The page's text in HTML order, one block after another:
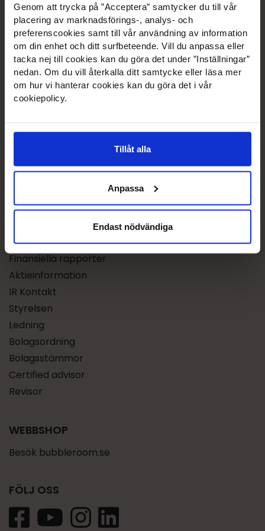
Genom att trycka på ”Acceptera” samtycker du till vår
placering av marknadsförings-, analys- och
preferenscookies samt till vår användning av information
om din enhet och ditt surfbeteende. Vill du anpassa eller
tacka nej till cookies kan du göra det under ”Inställningar”
nedan. Om du vill återkalla ditt samtycke eller läsa mer
om hur vi hanterar cookies kan du göra det i vår
cookiepolicy.
Tillåt alla
Anpassa
Endast nödvändiga
New Bubbleroom Sweden AB
Prognosgatan 11
504 64 Borås
UTDELNINGS­ADRESS
New Bubbleroom Sweden AB
Organisationnummer: 556699-9214
INVESTOR RELATIONS
Pressreleaser
Anmälan till pressreleaser
Finansiell kalender
Finansiella rapporter
Aktieinformation
IR Kontakt
Styrelsen
Ledning
Bolagsordning
Bolagsstämmor
Certified advisor
Revisor
WEBBSHOP
Besök bubbleroom.se
FÖLJ OSS